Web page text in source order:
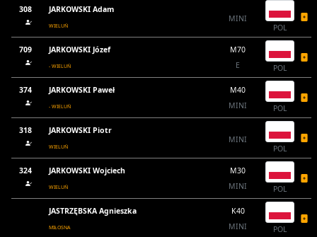
308 JARKOWSKI Adam
WIELUŃ
MINI
POL
709 JARKOWSKI Józef
- WIELUŃ
M70
E
POL
374 JARKOWSKI Paweł
- WIELUŃ
M40
MINI
POL
318 JARKOWSKI Piotr
WIELUŃ
MINI
POL
324 JARKOWSKI Wojciech
WIELUŃ
M30
MINI
POL
JASTRZĘBSKA Agnieszka
MIŁOSNA
K40
MINI
POL